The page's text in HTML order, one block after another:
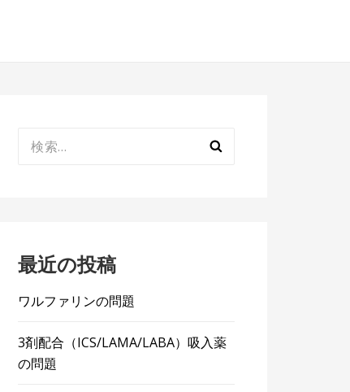
索:
最近の投稿
ワルファリンの問題
3剤配合（ICS/LAMA/LABA）吸入薬
の問題